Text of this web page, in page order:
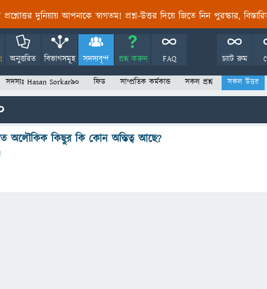
প্রশ্নোত্তর দুনিয়ায় আপনাকে স্বাগতম! প্রশ্ন-উত্তর দিয়ে জিতে নিন পুরস্কার,
অনুত্তরিত বিভাগসমূহ সদস্যবৃন্দ প্রশ্ন করুন FAQ চ্যাট রুম
সদস্যঃ Hasan Sorkar90 ফিড সাম্প্রতিক কর্মকান্ড সকল প্রশ্ন সকল উত্তর
অলৌকিক কিছুর কি কোন অস্তিত্ব আছে?